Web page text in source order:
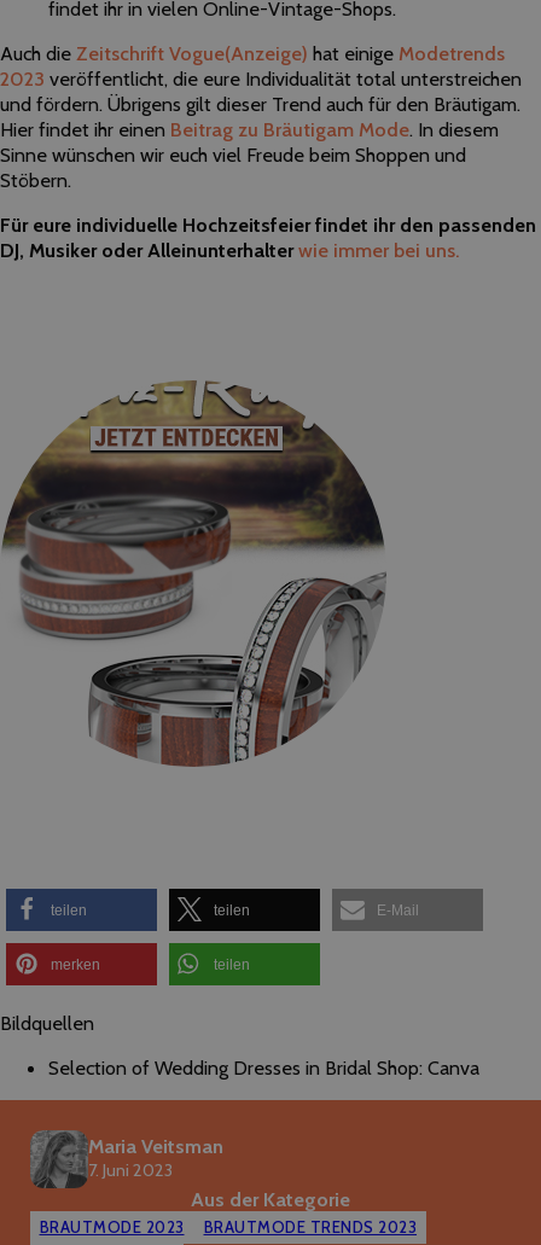
findet ihr in vielen Online-Vintage-Shops.
Auch die Zeitschrift Vogue(Anzeige) hat einige Modetrends
2023 veröffentlicht, die eure Individualität total unterstreichen
und fördern. Übrigens gilt dieser Trend auch für den Bräutigam.
Hier findet ihr einen Beitrag zu Bräutigam Mode. In diesem
Sinne wünschen wir euch viel Freude beim Shoppen und
Stöbern.
Für eure individuelle Hochzeitsfeier findet ihr den passenden
DJ, Musiker oder Alleinunterhalterwie immer bei uns.
teilen teilen E-Mail
merken teilen
Bildquellen
Selection of Wedding Dresses in Bridal Shop: Canva
Maria Veitsman
7. Juni 2023
Aus der Kategorie
BRAUTMODE 2023
BRAUTMODE TRENDS 2023